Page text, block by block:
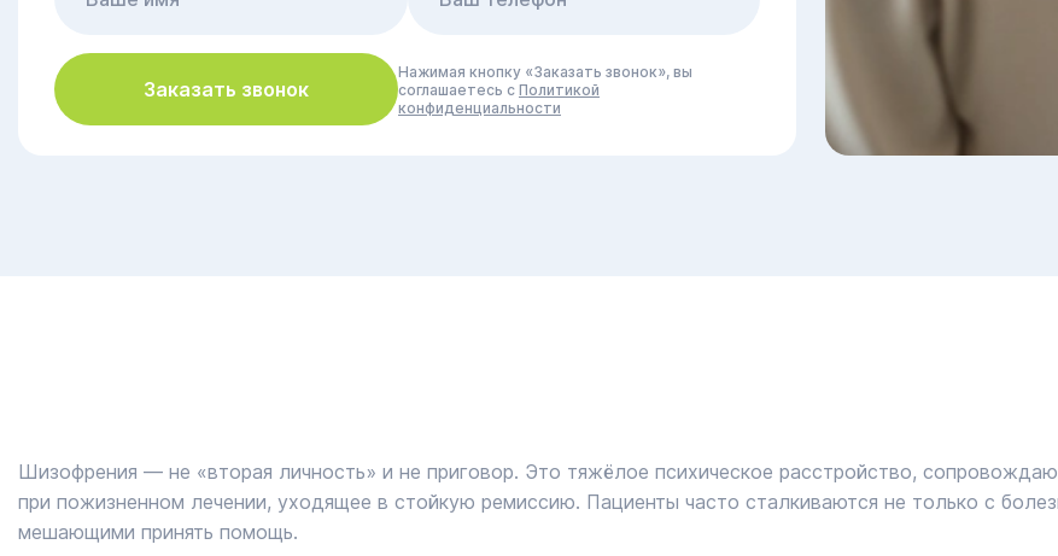
Заказать звонок
Нажимая кнопку «Заказать звонок», вы
соглашаетесь с Политикой
конфиденциальности
Шизофрения — не «вторая личность» и не приговор. Это тяжёлое психическое расстройство,
при пожизненном лечении, уходящее в стойкую ремиссию. Пациенты часто сталкиваются не только с
мешающими принять помощь.